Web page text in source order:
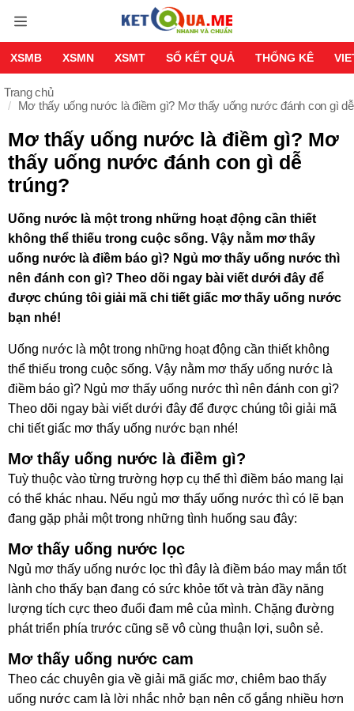
XSMB XSMN XSMT SỔ KẾT QUẢ THỐNG KÊ
Trang chủ
Mơ thấy uống nước là điềm gì? Mơ thấy uống nước đánh con gì
Mơ thấy uống nước là điềm gì? Mơ
thấy uống nước đánh con gì dễ
trúng?
Uống nước là một trong những hoạt động cần thiết
không thể thiếu trong cuộc sống. Vậy nằm mơ thấy
uống nước là điềm báo gì? Ngủ mơ thấy uống nước thì
nên đánh con gì? Theo dõi ngay bài viết dưới đây để
được chúng tôi giải mã chi tiết giấc mơ thấy uống nước
bạn nhé!
Uống nước là một trong những hoạt động cần thiết không
thể thiếu trong cuộc sống. Vậy nằm mơ thấy uống nước là
điềm báo gì? Ngủ mơ thấy uống nước thì nên đánh con gì?
Theo dõi ngay bài viết dưới đây để được chúng tôi giải mã
chi tiết giấc mơ thấy uống nước bạn nhé!
Mơ thấy uống nước là điềm gì?
Tuỳ thuộc vào từng trường hợp cụ thể thì điềm báo mang lại
có thể khác nhau. Nếu ngủ mơ thấy uống nước thì có lẽ bạn
đang gặp phải một trong những tình huống sau đây:
Mơ thấy uống nước lọc
Ngủ mơ thấy uống nước lọc thì đây là điềm báo may mắn tốt
lành cho thấy bạn đang có sức khỏe tốt và tràn đầy năng
lượng tích cực theo đuổi đam mê của mình. Chặng đường
phát triển phía trước cũng sẽ vô cùng thuận lợi, suôn sẻ.
Mơ thấy uống nước cam
Theo các chuyên gia về giải mã giấc mơ, chiêm bao thấy
uống nước cam là lời nhắc nhở bạn nên cố gắng nhiều hơn